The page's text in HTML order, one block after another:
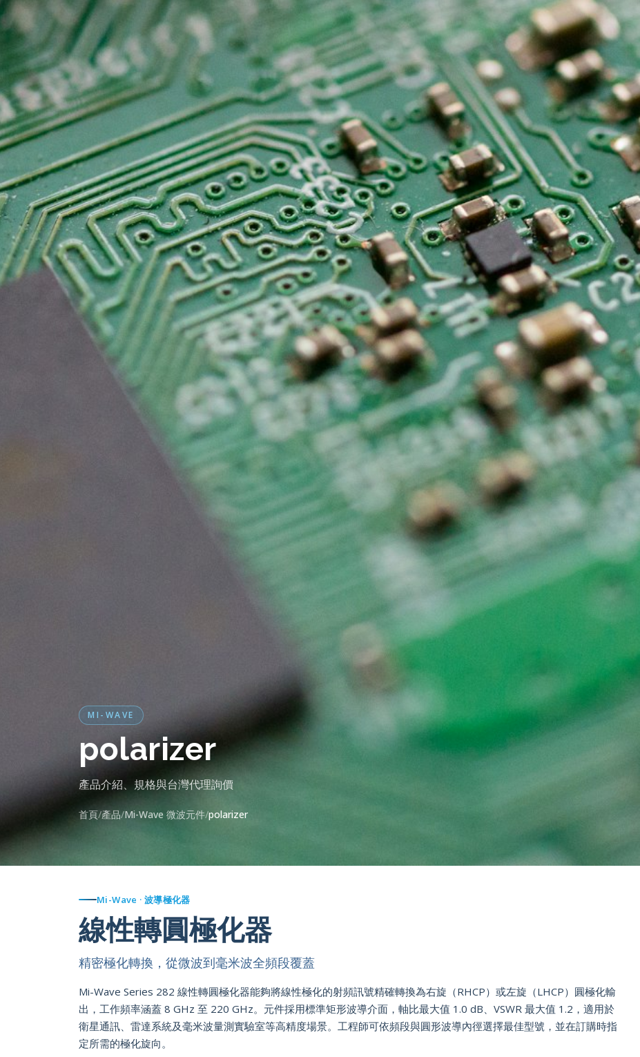
MI-WAVE
polarizer
產品介紹、規格與台灣代理詢價
首頁 產品 Mi-Wave 微波元件 polarizer
Mi-Wave · 波導極化器
線性轉圓極化器
精密極化轉換，從微波到毫米波全頻段覆蓋
Mi-Wave Series 282 線性轉圓極化器能夠將線性極化的射頻訊號精確轉換為右旋（RHCP）或左旋（LHCP）圓極化輸
出，工作頻率涵蓋 8 GHz 至 220 GHz。元件採用標準矩形波導介面，軸比最大值 1.0 dB、VSWR 最大值 1.2，適用於
衛星通訊、雷達系統及毫米波量測實驗室等高精度場景。工程師可依頻段與圓形波導內徑選擇最佳型號，並在訂購時指
定所需的極化旋向。